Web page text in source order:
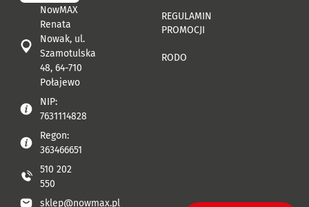
NowMAX
Renata
Nowak, ul.
Szamotulska
48, 64-710
Połajewo
NIP:
7631114828
Regon:
363466651
510 202
550
sklep@nowmax.pl
REGULAMIN
PROMOCJI
RODO